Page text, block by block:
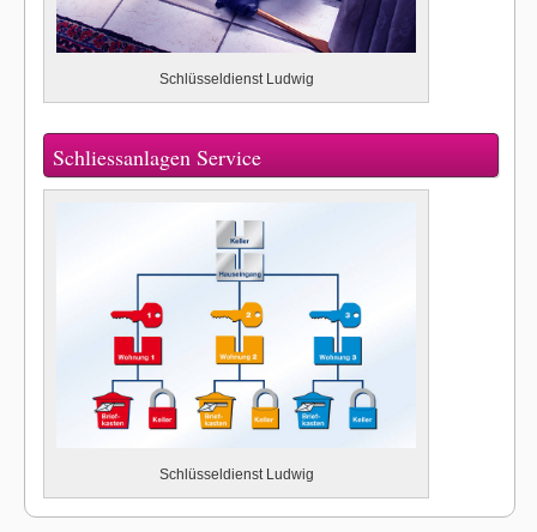
Schlüsseldienst Ludwig
Schliessanlagen Service
Schlüsseldienst Ludwig